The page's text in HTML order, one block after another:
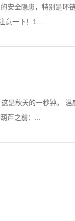
安全隐患，特别是环
意一下！1....
是秋天的一秒钟。
芦之前：...